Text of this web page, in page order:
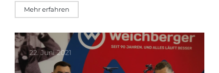
Mehr erfahren
22. Juni 2021